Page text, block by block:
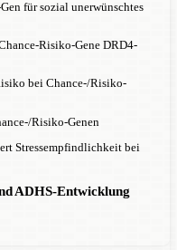
für sozial unerwünschtes
Risiko-Gene DRD4-
bei Chance-/Risiko-
Risiko-Genen
Stressempfindlichkeit bei
ADHS-Entwicklung